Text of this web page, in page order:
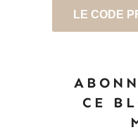
LE CODE
CE